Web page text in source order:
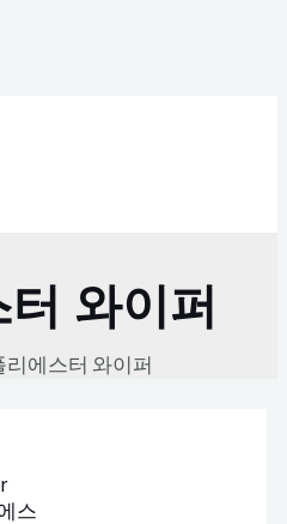
와이퍼
리에스터 와이퍼